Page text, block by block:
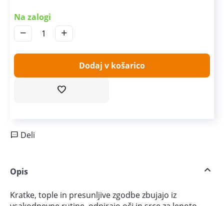
Na zalogi
+
−
Dodaj v košarico
Deli
Opis
Kratke, tople in presunljive zgodbe zbujajo iz